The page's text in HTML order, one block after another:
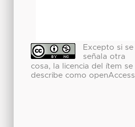
Excepto si se
señala otra
cosa, la licencia del ítem se
describe como openAccess